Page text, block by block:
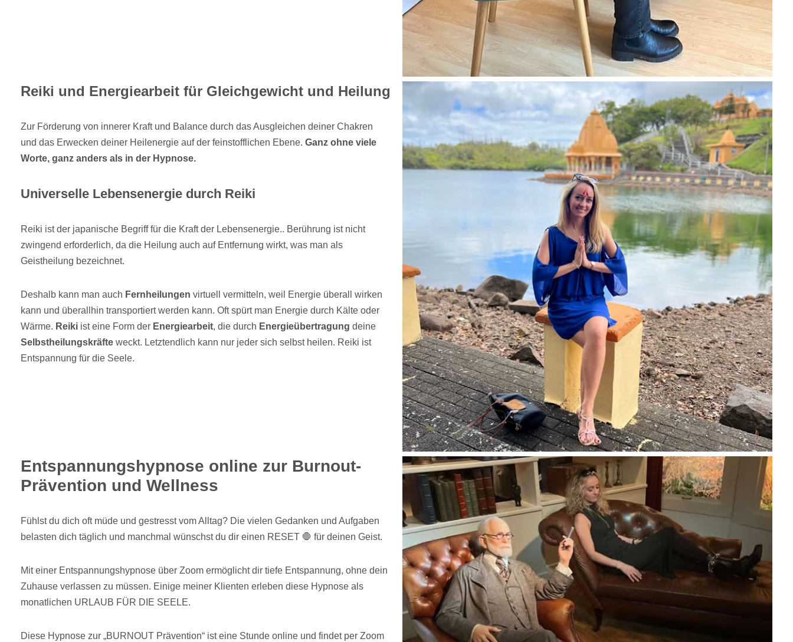
Reiki und Energiearbeit für Gleichgewicht und Heilung
Zur Förderung von innerer Kraft und Balance durch das Ausgleichen deiner Chakren
und das Erwecken deiner Heilenergie auf der feinstofflichen Ebene. Ganz ohne viele
Worte, ganz anders als in der Hypnose.
Universelle Lebensenergie durch Reiki
Reiki ist der japanische Begriff für die Kraft der Lebensenergie.. Berührung ist nicht
zwingend erforderlich, da die Heilung auch auf Entfernung wirkt, was man als
Geistheilung bezeichnet.
Deshalb kann man auch Fernheilungen virtuell vermitteln, weil Energie überall wirken
kann und überallhin transportiert werden kann. Oft spürt man Energie durch Kälte oder
Wärme. Reiki ist eine Form der Energiearbeit, die durch Energieübertragung deine
Selbstheilungskräfte weckt. Letztendlich kann nur jeder sich selbst heilen. Reiki ist
Entspannung für die Seele.
Entspannungshypnose online zur Burnout-
Prävention und Wellness
Fühlst du dich oft müde und gestresst vom Alltag? Die vielen Gedanken und Aufgaben
belasten dich täglich und manchmal wünschst du dir einen RESET 🛑 für deinen Geist.
Mit einer Entspannungshypnose über Zoom ermöglicht dir tiefe Entspannung, ohne dein
Zuhause verlassen zu müssen. Einige meiner Klienten erleben diese Hypnose als
monatlichen URLAUB FÜR DIE SEELE.
Diese Hypnose zur „BURNOUT Prävention“ ist eine Stunde online und findet per Zoom